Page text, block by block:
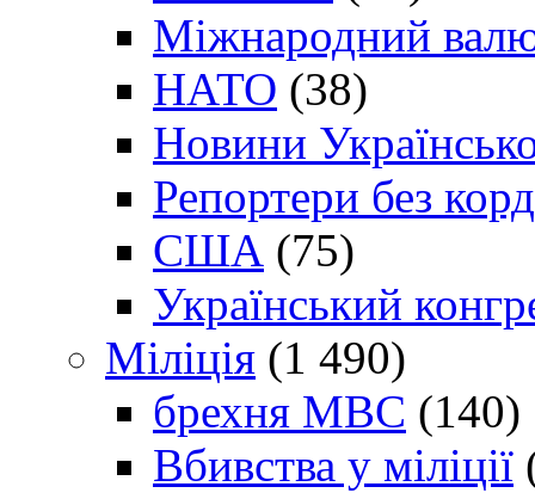
Міжнародний
НАТО (38)
Новини
Репортери без
США (75)
Український
Міліція (1 490)
брехня МВС (140)
Вбивства у міліції